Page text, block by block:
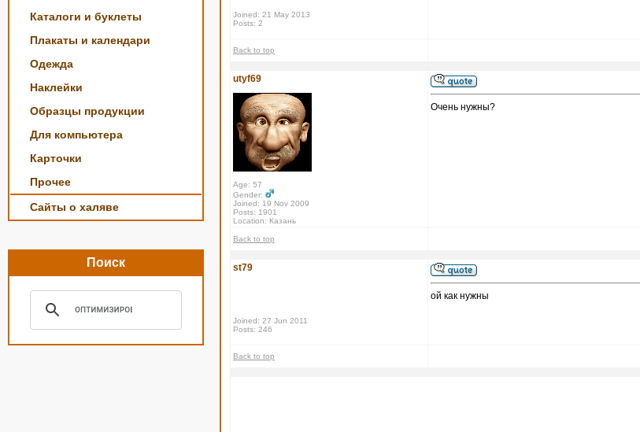
Каталоги и буклеты
Плакаты и календари
Одежда
Наклейки
Образцы продукции
Для компьютера
Карточки
Прочее
Сайты о халяве
Поиск
Joined: 21 May 2013
Posts: 2
Back to top
utyf69
Age: 57
Gender:
Joined: 19 Nov 2009
Posts: 1901
Location: Казань
Очень нужны?
Back to top
st79
Joined: 27 Jun 2011
Posts: 246
ой как нужны
Back to top